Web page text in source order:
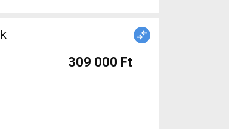
309 000 Ft